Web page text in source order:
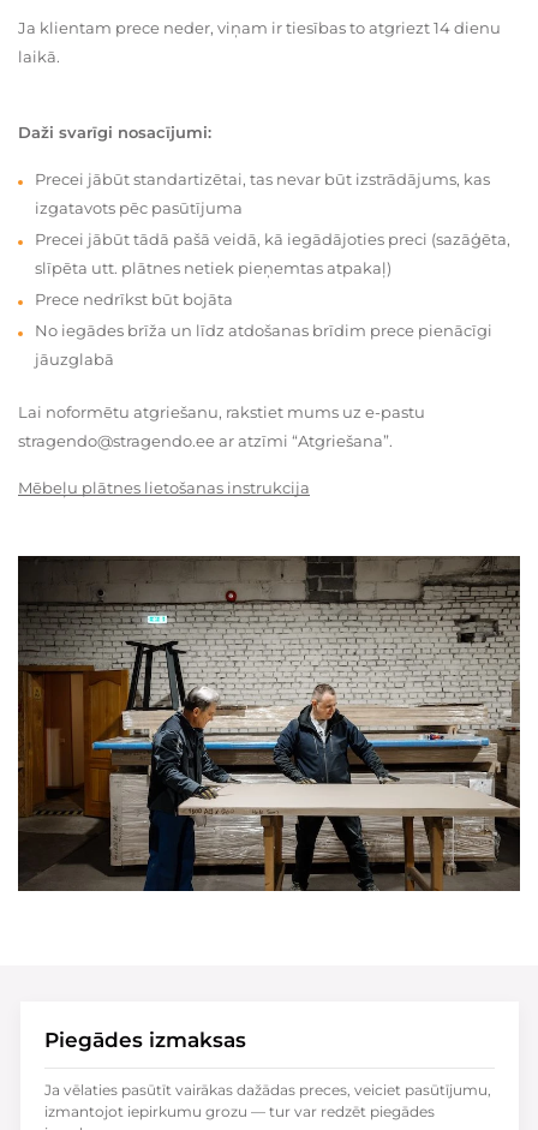
Ja klientam prece neder, viņam ir tiesības to atgriezt 14 dienu
laikā.
Daži svarīgi nosacījumi:
Precei jābūt standartizētai, tas nevar būt izstrādājums, kas
izgatavots pēc pasūtījuma
Precei jābūt tādā pašā veidā, kā iegādājoties preci (sazāģēta,
slīpēta utt. plātnes netiek pieņemtas atpakaļ)
Prece nedrīkst būt bojāta
No iegādes brīža un līdz atdošanas brīdim prece pienācīgi
jāuzglabā
Lai noformētu atgriešanu, rakstiet mums uz e-pastu
stragendo@stragendo.ee ar atzīmi “Atgriešana”.
Mēbeļu plātnes lietošanas instrukcija
Piegādes izmaksas
Ja vēlaties pasūtīt vairākas dažādas preces, veiciet pasūtījumu,
izmantojot iepirkumu grozu — tur var redzēt piegādes